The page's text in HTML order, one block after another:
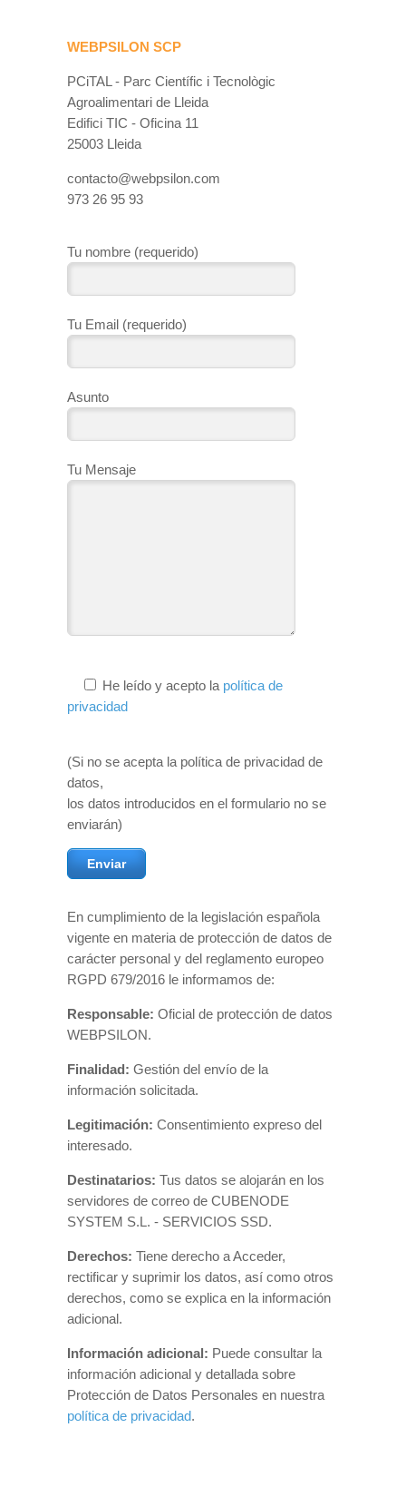
WEBPSILON SCP
PCiTAL - Parc Científic i Tecnològic
Agroalimentari de Lleida
Edifici TIC - Oficina 11
25003 Lleida
contacto@webpsilon.com
973 26 95 93
Tu nombre (requerido)
Tu Email (requerido)
Asunto
Tu Mensaje
He leído y acepto la política de
privacidad
(Si no se acepta la política de privacidad de
datos,
los datos introducidos en el formulario no se
enviarán)
En cumplimiento de la legislación española
vigente en materia de protección de datos de
carácter personal y del reglamento europeo
RGPD 679/2016 le informamos de:
Responsable: Oficial de protección de datos
WEBPSILON.
Finalidad: Gestión del envío de la
información solicitada.
Legitimación: Consentimiento expreso del
interesado.
Destinatarios: Tus datos se alojarán en los
servidores de correo de CUBENODE
SYSTEM S.L. - SERVICIOS SSD.
Derechos: Tiene derecho a Acceder,
rectificar y suprimir los datos, así como otros
derechos, como se explica en la información
adicional.
Información adicional: Puede consultar la
información adicional y detallada sobre
Protección de Datos Personales en nuestra
política de privacidad.